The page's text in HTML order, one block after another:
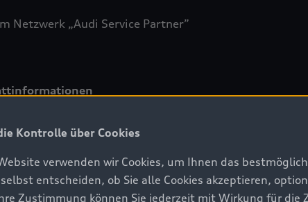
Netzwerk „Audi Service Partner”
(GeKo)
Kontrolle über Cookies
verwenden wir Cookies, um Ihnen das
entscheiden, ob Sie alle Cookies akzeptieren,
Zustimmung können Sie jederzeit mit Wirkung für